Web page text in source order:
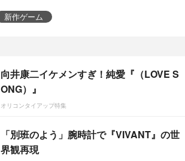
新作ゲーム
向井康二イケメンすぎ！純愛『（LOVE S
ONG）』
オリコンタイアップ特集
「別班のよう」腕時計で『VIVANT』の世
界観再現